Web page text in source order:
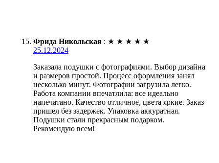
Фрида Никольская : ★ ★ ★ ★ ★
25.12.2024
Заказала подушки с фотографиями. Выбор дизайна
и размеров простой. Процесс оформления занял
несколько минут. Фотографии загрузила легко.
Работа компании впечатлила: все идеально
напечатано. Качество отличное, цвета яркие. Заказ
пришел без задержек. Упаковка аккуратная.
Подушки стали прекрасным подарком.
Рекомендую всем!